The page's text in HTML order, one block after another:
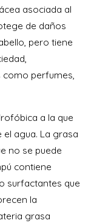
asociada al
de daños
pero tiene
perfumes,
a la que
el agua. La grasa
no se puede
contiene
surfactantes que
la
grasa